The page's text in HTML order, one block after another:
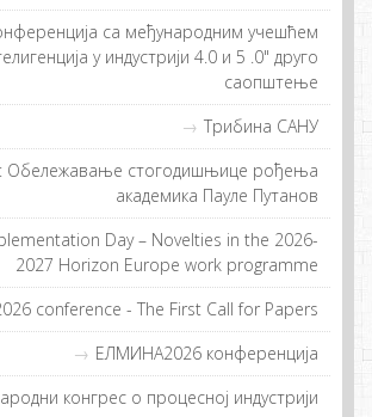
са међународним учешћем
у индустрији 4.0 и 5 .0" друго
саопштење
Трибина САНУ
Обележавање стогодишњице рођења
академика Пауле Путанов
Day – Novelties in the 2026-
2027 Horizon Europe work programme
conference - The First Call for Papers
EЛMИНA2026 конференција
конгрес о процесној индустрији